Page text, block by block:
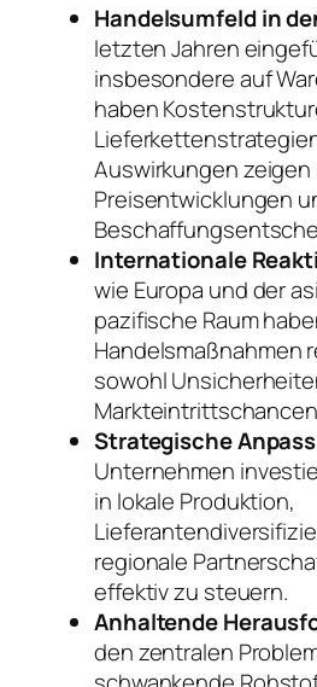
Handelsumfeld in
letzten Jahren
insbesondere auf
haben
Auswirkungen
Preisentwicklungen
Internationale
wie Europa und der
pazifische Raum
Handelsmaßnahmen
sowohl
Strategische
Unternehmen
in lokale Produktion,
regionale
effektiv zu steuern.
Anhaltende
den zentralen